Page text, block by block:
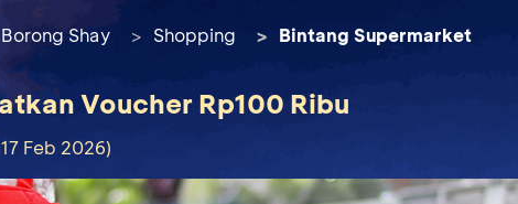
Shay Shopping Bintang Supermarket
Voucher Rp100 Ribu
Feb 2026)